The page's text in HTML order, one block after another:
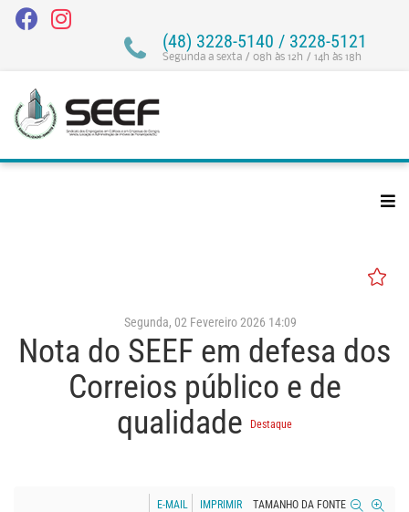
(48) 3228-5140 / 3228-5121
Segunda a sexta / 08h às 12h / 14h às 18h
Segunda, 02 Fevereiro 2026 14:09
Nota do SEEF em defesa dos
Correios público e de
qualidade
Destaque
TAMANHO DA FONTE
IMPRIMIR
E-MAIL